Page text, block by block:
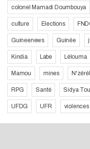
colonel Mamadi Doumbouya
culture Elections
Guineenews Guinée
Kindia Labe Lélouma
Mamou mines
RPG Santé Sidya
UFDG UFR violences